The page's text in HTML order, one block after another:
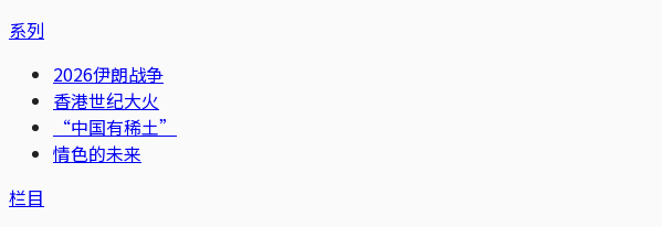
系列
2026伊朗战争
香港世纪大火
“中国有稀土”
情色的未来
栏目